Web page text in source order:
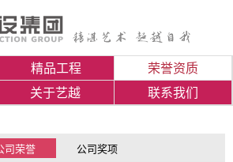
精品工程
荣誉资质
关于艺越 联系我们
司荣誉 公司奖项